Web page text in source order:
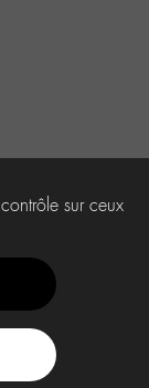
sur ceux